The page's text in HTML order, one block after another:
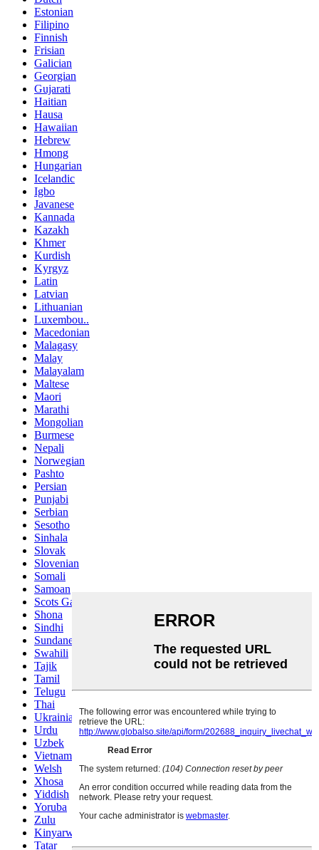
Estonian
Filipino
Finnish
Frisian
Galician
Georgian
Gujarati
Haitian
Hausa
Hawaiian
Hebrew
Hmong
Hungarian
Icelandic
Igbo
Javanese
Kannada
Kazakh
Khmer
Kurdish
Kyrgyz
Latin
Latvian
Lithuanian
Luxembou..
Macedonian
Malagasy
Malay
Malayalam
Maltese
Maori
Marathi
Mongolian
Burmese
Nepali
Norwegian
Pashto
Persian
Punjabi
Serbian
Sesotho
Sinhala
Slovak
Slovenian
Somali
Samoan
Scots Gaelic
Shona
Sindhi
Sundanese
Swahili
Tajik
Tamil
Telugu
Thai
Ukrainian
Urdu
Uzbek
Vietnamese
Welsh
Xhosa
Yiddish
Yoruba
Zulu
Kinyarwanda
Tatar